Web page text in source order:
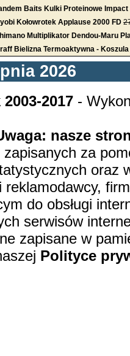
Baits Kulki Proteinowe
Kołowrotek Applause 2000 FD
Multiplikator Dendou-Maru
Bielizna Termoaktywna - Koszula
2026
2017-
nasze
za
oraz
reklamodawcy,
do obsługi
serwisów
zapisane w
Polityce